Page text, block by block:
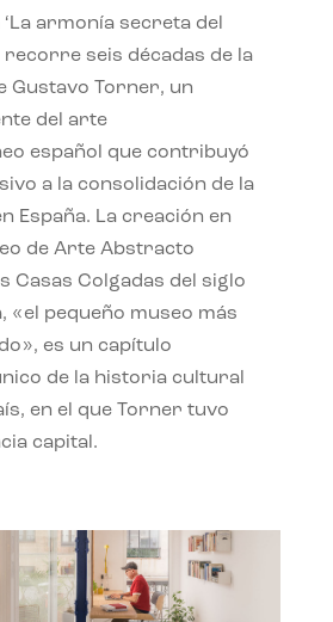
armonía secreta del
recorre seis décadas de la
Gustavo Torner, un
del arte
español que contribuyó
a la consolidación de la
España. La creación en
de Arte Abstracto
Casas Colgadas del siglo
«el pequeño museo más
es un capítulo
de la historia cultural
en el que Torner tuvo
capital.